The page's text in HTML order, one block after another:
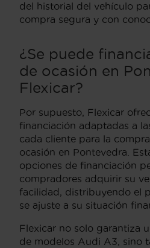
del historial del vehículo
compra segura y con
¿Se puede
de ocasión en
Flexicar?
Por supuesto, Flexicar
financiación adaptadas a
cada cliente para la
ocasión en Pontevedra.
opciones de financiación
compradores adquirir su
facilidad, distribuyendo el
se ajuste a su situación
Flexicar no solo garantiza
de modelos Audi A3, sino